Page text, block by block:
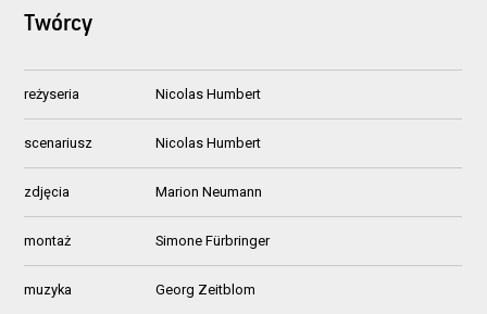
Twórcy
reżyseria Nicolas Humbert
scenariusz Nicolas Humbert
zdjęcia Marion Neumann
montaż Simone Fürbringer
muzyka Georg Zeitblom